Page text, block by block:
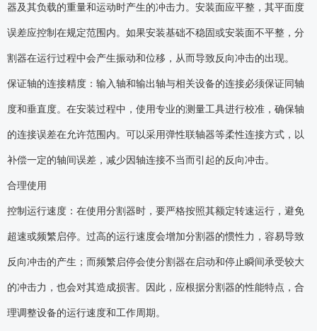
器及其负载的重量和运动时产生的冲击力。安装面应平整，其平面度
误差应控制在规定范围内。如果安装基础不稳固或安装面不平整，分
割器在运行过程中会产生振动和位移，从而导致反向冲击的出现。
保证轴的连接精度：输入轴和输出轴与相关设备的连接必须保证同轴
度和垂直度。在安装过程中，使用专业的测量工具进行校准，确保轴
的连接误差在允许范围内。可以采用弹性联轴器等柔性连接方式，以
补偿一定的轴间误差，减少因轴连接不当而引起的反向冲击。
合理使用
控制运行速度：在使用分割器时，要严格按照其额定转速运行，避免
超速或频繁启停。过高的运行速度会增加分割器的惯性力，容易导致
反向冲击的产生；而频繁启停会使分割器在启动和停止瞬间承受较大
的冲击力，也会对其造成损害。因此，应根据分割器的性能特点，合
理调整设备的运行速度和工作周期。